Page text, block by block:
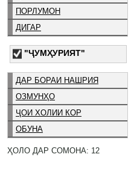
ПОРЛУМОН
ДИГАР
"ҶУМҲУРИЯТ"
ДАР БОРАИ НАШРИЯ
ОЗМУНҲО
ҶОИ ХОЛИИ КОР
ОБУНА
ҲОЛО ДАР СОМОНА: 12